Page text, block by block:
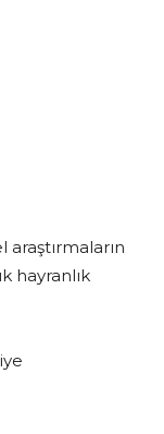
hayranlık